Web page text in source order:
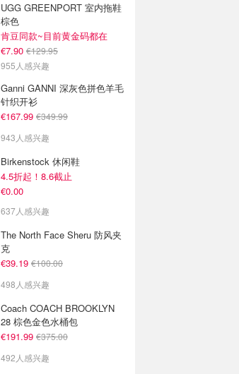
UGG GREENPORT 室内拖鞋
棕色
肯豆同款~目前黄金码都在
€7.90 €129.95
955人感兴趣
Ganni GANNI 深灰色拼色羊毛
针织开衫
€167.99 €349.99
943人感兴趣
Birkenstock 休闲鞋
4.5折起！8.6截止
€0.00
637人感兴趣
The North Face Sheru 防风夹
克
€39.19 €100.00
498人感兴趣
Coach COACH BROOKLYN
28 棕色金色水桶包
€191.99 €375.00
492人感兴趣